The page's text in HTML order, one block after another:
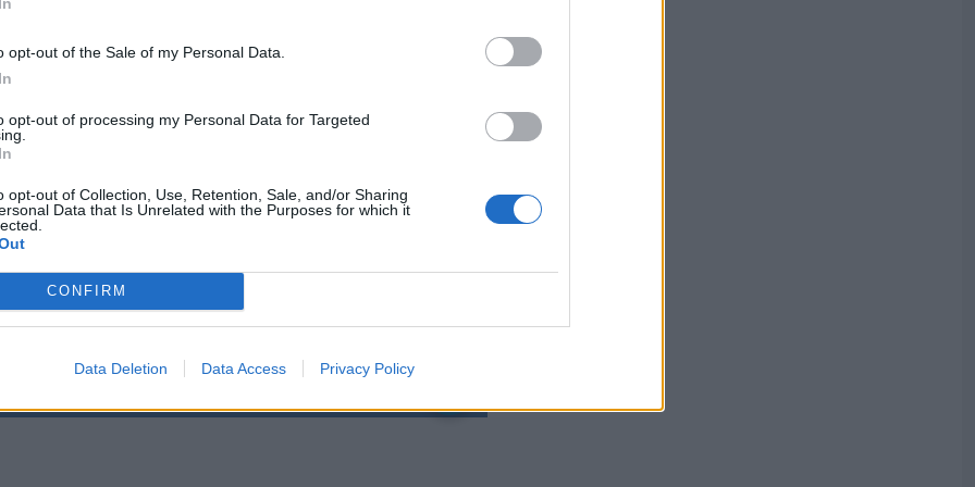
opt-out of the Sale of my Personal Data.
opt-out of processing my Personal Data for Targeted
opt-out of Collection, Use, Retention, Sale, and/or Sharing
Data that Is Unrelated with the Purposes for which it
CONFIRM
Data Deletion Data Access Privacy Policy
Nemzeti Liberális Párt (PNL) elnöke élesen
Veștea miniszterelnök-jelölésének módját.